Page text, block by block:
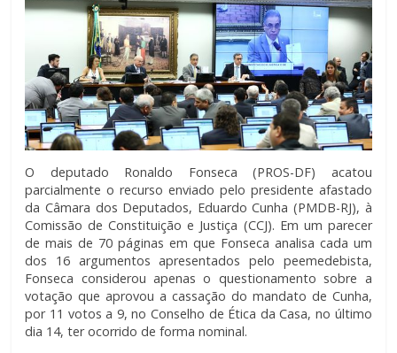
O deputado Ronaldo Fonseca (PROS-DF) acatou
parcialmente o recurso enviado pelo presidente afastado
da Câmara dos Deputados, Eduardo Cunha (PMDB-RJ), à
Comissão de Constituição e Justiça (CCJ). Em um parecer
de mais de 70 páginas em que Fonseca analisa cada um
dos 16 argumentos apresentados pelo peemedebista,
Fonseca considerou apenas o questionamento sobre a
votação que aprovou a cassação do mandato de Cunha,
por 11 votos a 9, no Conselho de Ética da Casa, no último
dia 14, ter ocorrido de forma nominal.